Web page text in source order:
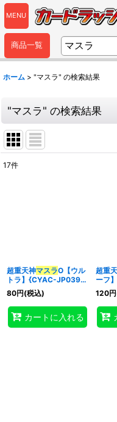
MENU
商品一覧
ホーム > "マスラ" の検索結果
"マスラ" の検索結果
カテゴリ:
特集:
17件
超重天神マスラO【ウル
トラ】{CYAC-JP039}
《シンクロ》
80円(税込)
カートに入れる
超重
ーフ
《シ
120円